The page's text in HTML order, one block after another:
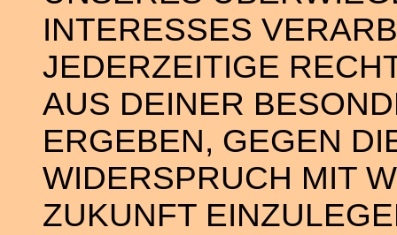
INTERESSES
JEDERZEITIGE
AUS DEINER
ERGEBEN, GEGEN
WIDERSPRUCH MIT
ZUKUNFT